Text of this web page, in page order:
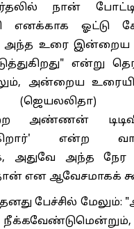
நான்
எனக்காக ஓட்டு
அந்த உரை இன்றைய
என்று
அன்றைய
அண்ணன்
என்ற
அதுவே அந்த நேர
என ஆவேசமாகக்
பேச்சில் மேலும்: